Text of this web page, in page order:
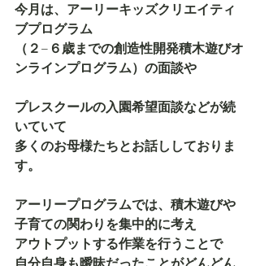
今月は、アーリーキッズクリエイティ
ブプログラム
（２−６歳までの創造性開発積木遊びオ
ンラインプログラム）の面談や
プレスクールの入園希望面談などが続
いていて
多くのお母様たちとお話ししておりま
す。
アーリープログラムでは、積木遊びや
子育ての関わりを集中的に考え
アウトプットする作業を行うことで
自分自身も曖昧だったことがどんどん